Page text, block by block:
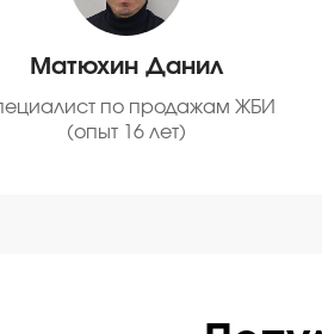
Матюхин Данил
по продажам ЖБИ
(опыт 16 лет)